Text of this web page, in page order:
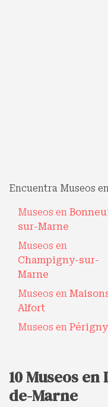
Encuentra Museos
Museos en
sur-Marne
Museos en
Champigny-sur-
Marne
Museos en
Alfort
Museos en Périgny
10 Museos
de-Marne